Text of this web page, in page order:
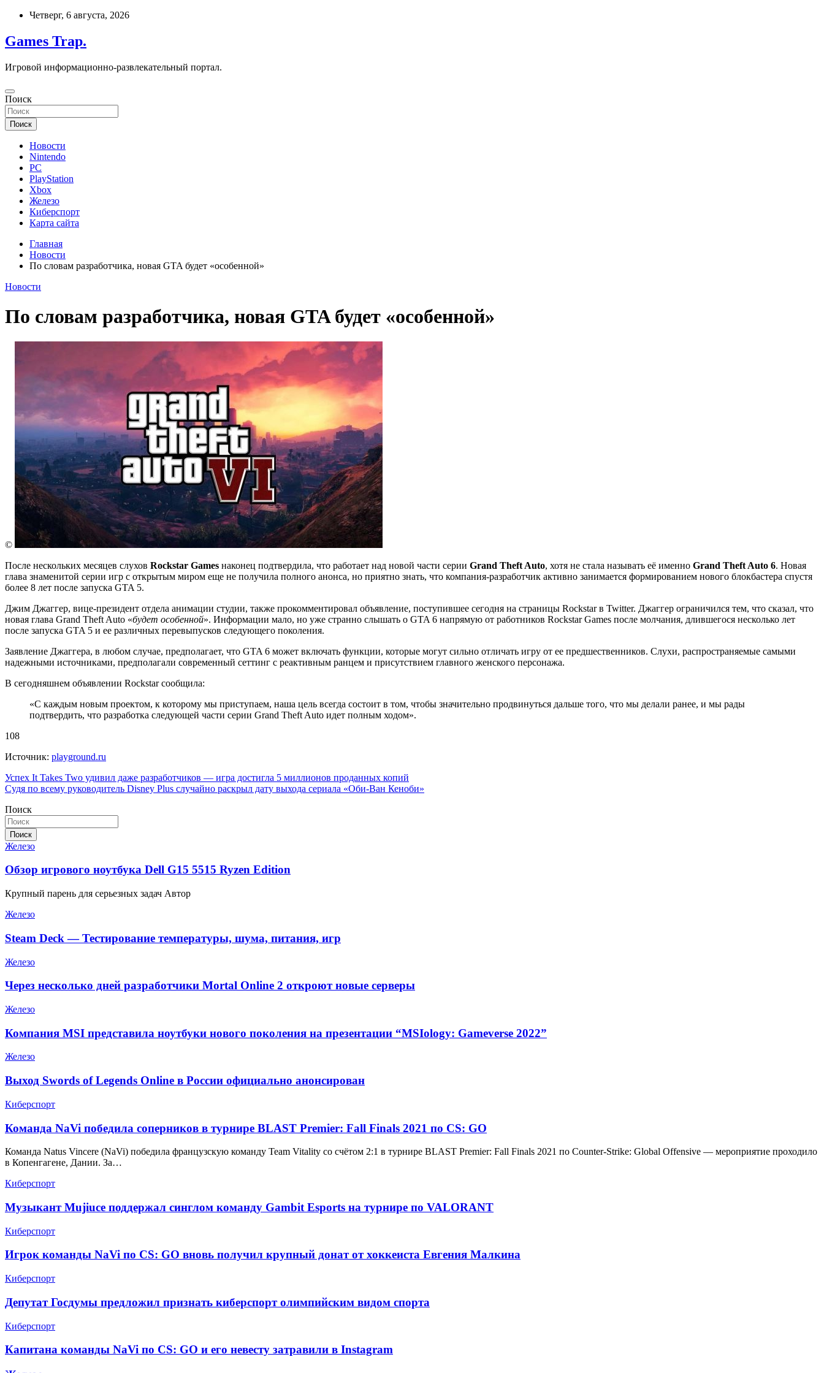
Перейти
содержимому
Четверг, 6 августа, 2026
Games Trap.
Игровой информационно-развлекательный портал.
Поиск
Поиск
Новости
Nintendo
PC
PlayStation
Xbox
Железо
Киберспорт
Карта сайта
Главная
Новости
По словам разработчика, новая GTA будет «особенной»
Новости
По словам разработчика, новая GTA будет «особенной»
©
После нескольких месяцев слухов Rockstar Games наконец подтвердила, что работает над новой части серии Grand Theft Auto, хотя не стала называть её именно Grand Theft Auto 6. Новая
глава знаменитой серии игр с открытым миром еще не получила полного анонса, но приятно знать, что компания-разработчик активно занимается формированием нового блокбастера спустя
более 8 лет после запуска GTA 5.
Джим Джаггер, вице-президент отдела анимации студии, также прокомментировал объявление, поступившее сегодня на страницы Rockstar в Twitter. Джаггер ограничился тем, что сказал, что
новая глава Grand Theft Auto «будет особенной». Информации мало, но уже странно слышать о GTA 6 напрямую от работников Rockstar Games после молчания, длившегося несколько лет
после запуска GTA 5 и ее различных перевыпусков следующего поколения.
Заявление Джаггера, в любом случае, предполагает, что GTA 6 может включать функции, которые могут сильно отличать игру от ее предшественников. Слухи, распространяемые самыми
надежными источниками, предполагали современный сеттинг с реактивным ранцем и присутствием главного женского персонажа.
В сегодняшнем объявлении Rockstar сообщила:
«С каждым новым проектом, к которому мы приступаем, наша цель всегда состоит в том, чтобы значительно продвинуться дальше того, что мы делали ранее, и мы рады
подтвердить, что разработка следующей части серии Grand Theft Auto идет полным ходом».
108
Источник: playground.ru
Навигация
по
записям
Успех It Takes Two удивил даже разработчиков — игра достигла 5 миллионов проданных копий
Судя по всему руководитель Disney Plus случайно раскрыл дату выхода сериала «Оби-Ван Кеноби»
Поиск
Поиск
Железо
Обзор игрового ноутбука Dell G15 5515 Ryzen Edition
Крупный парень для серьезных задач Автор
Железо
Steam Deck — Тестирование температуры, шума, питания, игр
Железо
Через несколько дней разработчики Mortal Online 2 откроют новые серверы
Железо
Компания MSI представила ноутбуки нового поколения на презентации “MSIology: Gameverse 2022”
Железо
Выход Swords of Legends Online в России официально анонсирован
Киберспорт
Команда NaVi победила соперников в турнире BLAST Premier: Fall Finals 2021 по CS: GO
Команда Natus Vincere (NaVi) победила французскую команду Team Vitality со счётом 2:1 в турнире BLAST Premier: Fall Finals 2021 по Counter-Strike: Global Offensive — мероприятие проходило
в Копенгагене, Дании. За…
Киберспорт
Музыкант Mujiuce поддержал синглом команду Gambit Esports на турнире по VALORANT
Киберспорт
Игрок команды NaVi по CS: GO вновь получил крупный донат от хоккеиста Евгения Малкина
Киберспорт
Депутат Госдумы предложил признать киберспорт олимпийским видом спорта
Киберспорт
Капитана команды NaVi по CS: GO и его невесту затравили в Instagram